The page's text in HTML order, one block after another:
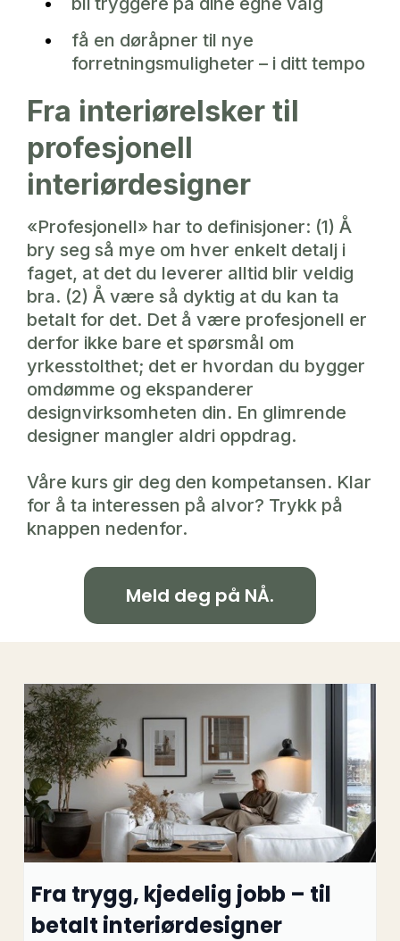
få en døråpner til nye
forretningsmuligheter – i ditt tempo
Fra interiørelsker til
profesjonell
interiørdesigner
«Profesjonell» har to definisjoner: (1) Å
bry seg så mye om hver enkelt detalj i
faget, at det du leverer alltid blir veldig
bra. (2) Å være så dyktig at du kan ta
betalt for det. Det å være profesjonell er
derfor ikke bare et spørsmål om
yrkesstolthet; det er hvordan du bygger
omdømme og ekspanderer
designvirksomheten din. En glimrende
designer mangler aldri oppdrag.
Våre kurs gir deg den kompetansen. Klar
for å ta interessen på alvor? Trykk på
knappen nedenfor.
Meld deg på NÅ.
Fra trygg, kjedelig jobb – til
betalt interiørdesigner